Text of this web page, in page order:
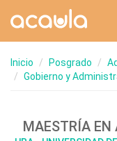
Inicio Posgrado
Gobierno y
MAESTRÍA